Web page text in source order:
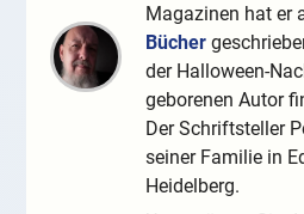
Magazinen hat er
Bücher
der Halloween-
geborenen Autor
Der Schriftsteller
seiner Familie in
Heidelberg.